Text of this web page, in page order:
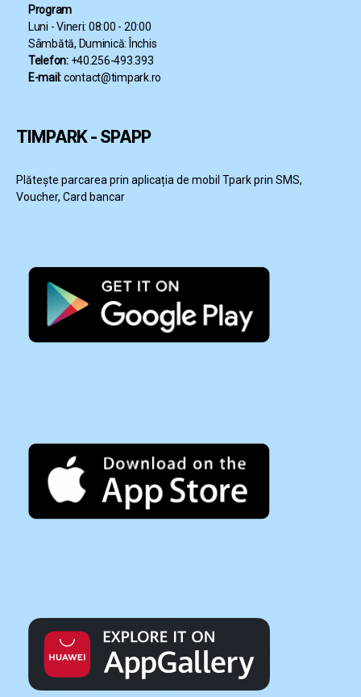
Program
Luni - Vineri: 08:00 - 20:00
Sâmbătă, Duminică: Închis
Telefon:+40.256-493.393
E-mail:contact@timpark.ro
TIMPARK - SPAPP
Plătește parcarea prin aplicația de mobil Tpark prin SMS,
Voucher, Card bancar